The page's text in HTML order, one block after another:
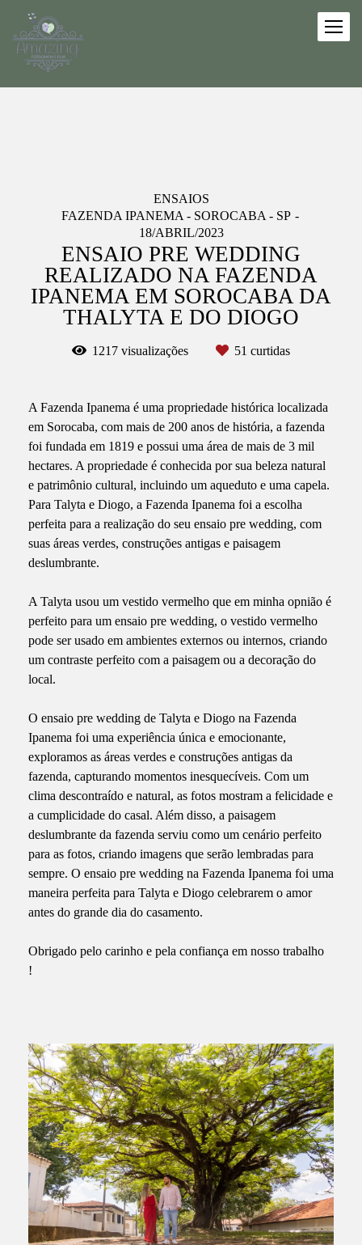
ENSAIOS
FAZENDA IPANEMA - SOROCABA - SP
18/ABRIL/2023
ENSAIO PRE WEDDING
REALIZADO NA FAZENDA
IPANEMA EM SOROCABA DA
THALYTA E DO DIOGO
1217 visualizações 51 curtidas
A Fazenda Ipanema é uma propriedade histórica localizada
em Sorocaba, com mais de 200 anos de história, a fazenda
foi fundada em 1819 e possui uma área de mais de 3 mil
hectares. A propriedade é conhecida por sua beleza natural
e patrimônio cultural, incluindo um aqueduto e uma capela.
Para Talyta e Diogo, a Fazenda Ipanema foi a escolha
perfeita para a realização do seu ensaio pre wedding, com
suas áreas verdes, construções antigas e paisagem
deslumbrante.
A Talyta usou um vestido vermelho que em minha opnião é
perfeito para um ensaio pre wedding, o vestido vermelho
pode ser usado em ambientes externos ou internos, criando
um contraste perfeito com a paisagem ou a decoração do
local.
O ensaio pre wedding de Talyta e Diogo na Fazenda
Ipanema foi uma experiência única e emocionante,
exploramos as áreas verdes e construções antigas da
fazenda, capturando momentos inesquecíveis. Com um
clima descontraído e natural, as fotos mostram a felicidade e
a cumplicidade do casal. Além disso, a paisagem
deslumbrante da fazenda serviu como um cenário perfeito
para as fotos, criando imagens que serão lembradas para
sempre. O ensaio pre wedding na Fazenda Ipanema foi uma
maneira perfeita para Talyta e Diogo celebrarem o amor
antes do grande dia do casamento.
Obrigado pelo carinho e pela confiança em nosso trabalho
!